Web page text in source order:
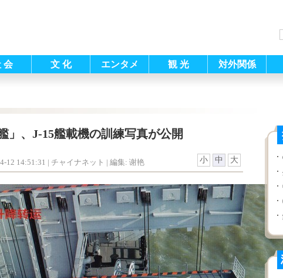
会 文 化 エンタメ 観 光 対外関係
」、J-15艦載機の訓練写真が公開
12 14:51:31 | チャイナネット | 編集: 谢艳 小 中 大